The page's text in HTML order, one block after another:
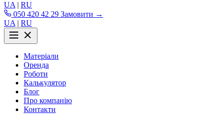
UA | RU
050 420 42 29 Замовити →
UA | RU
Матеріали
Оренда
Роботи
Калькулятор
Блог
Про компанію
Контакти